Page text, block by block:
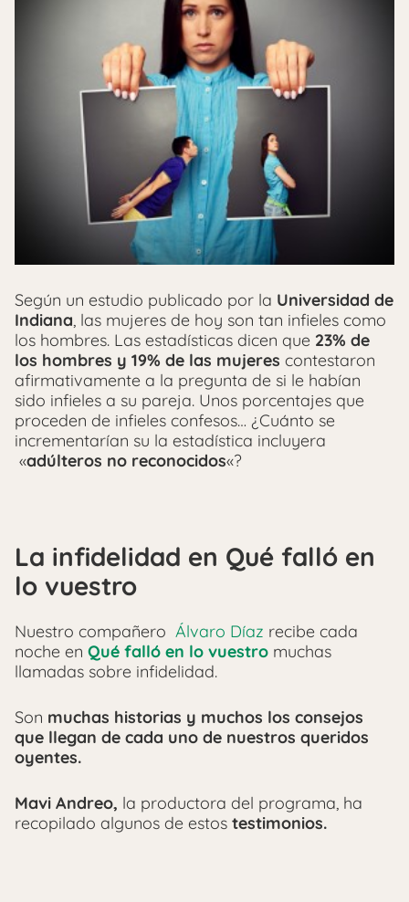
Según un estudio publicado por la Universidad de
Indiana, las mujeres de hoy son tan infieles como
los hombres. Las estadísticas dicen que 23% de
los hombres y 19% de las mujeres contestaron
afirmativamente a la pregunta de si le habían
sido infieles a su pareja. Unos porcentajes que
proceden de infieles confesos… ¿Cuánto se
incrementarían su la estadística incluyera
«adúlteros no reconocidos«?
La infidelidad en Qué falló en
lo vuestro
Nuestro compañero Álvaro Díaz recibe cada
noche en Qué falló en lo vuestro muchas
llamadas sobre infidelidad.
Son muchas historias y muchos los consejos
que llegan de cada uno de nuestros queridos
oyentes.
Mavi Andreo, la productora del programa, ha
recopilado algunos de estos testimonios.